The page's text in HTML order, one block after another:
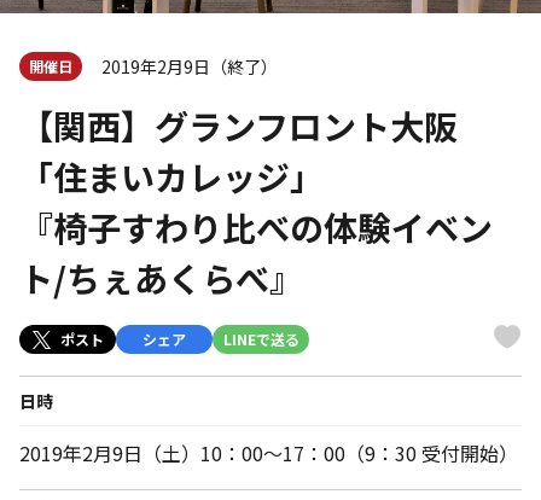
開催日 2019年2月9日（終了）
【関西】グランフロント大阪
「住まいカレッジ」
『椅子すわり比べの体験イベン
ト/ちぇあくらべ』
ポスト シェア LINEで送る
日時
2019年2月9日（土）10：00～17：00（9：30 受付開始）